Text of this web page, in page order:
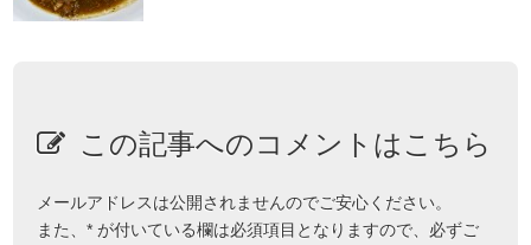
この記事へのコメントはこちら
メールアドレスは公開されませんのでご安心ください。
また、* が付いている欄は必須項目となりますので、必ずご